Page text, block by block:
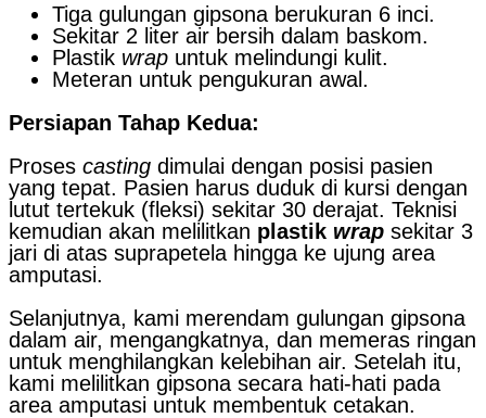
Tiga gulungan gipsona berukuran 6 inci.
Sekitar 2 liter air bersih dalam baskom.
Plastik wrap untuk melindungi kulit.
Meteran untuk pengukuran awal.
Persiapan Tahap Kedua:
Proses casting dimulai dengan posisi pasien
yang tepat. Pasien harus duduk di kursi dengan
lutut tertekuk (fleksi) sekitar 30 derajat. Teknisi
kemudian akan melilitkan plastik wrap sekitar 3
jari di atas suprapetela hingga ke ujung area
amputasi.
Selanjutnya, kami merendam gulungan gipsona
dalam air, mengangkatnya, dan memeras ringan
untuk menghilangkan kelebihan air. Setelah itu,
kami melilitkan gipsona secara hati-hati pada
area amputasi untuk membentuk cetakan.